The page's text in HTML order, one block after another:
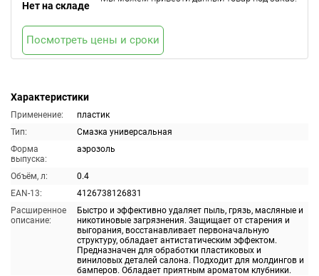
Характеристики
Применение:
пластик
Тип:
Смазка универсальная
Форма
выпуска:
аэрозоль
Объём, л:
0.4
EAN-13:
4126738126831
Расширенное
описание:
Быстро и эффективно удаляет пыль, грязь, масляные и
никотиновые загрязнения. Защищает от старения и
выгорания, восстанавливает первоначальную
структуру, обладает антистатическим эффектом.
Предназначен для обработки пластиковых и
виниловых деталей салона. Подходит для молдингов и
бамперов. Обладает приятным ароматом клубники.
Нет на складе
Посмотреть цены и сроки